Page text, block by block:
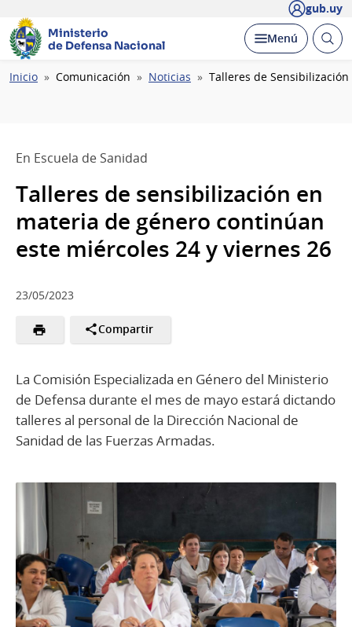
gub.uy
Ministerio
de Defensa Nacional
Desplegar
Menú Abrir
Ruta
Inicio Comunicación Noticias Talleres de
En Escuela de Sanidad
Talleres de sensibilización en
materia de género continúan
este miércoles 24 y viernes 26
23/05/2023
Compartir
La Comisión Especializada en Género del Ministerio
de Defensa durante el mes de mayo estará dictando
talleres al personal de la Dirección Nacional de
Sanidad de las Fuerzas Armadas.